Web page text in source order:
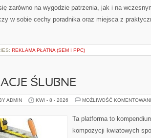
zarówno na wygodzie patrzenia, jak i na
w sobie cechy poradnika oraz miejsca z
REKLAMA PŁATNA (SEM I PPC)
ŚLUBNE
ADMIN KWI - 8 - 2026 MOŻLIWOŚĆ
Ta platforma to
kompozycji kwiatowych